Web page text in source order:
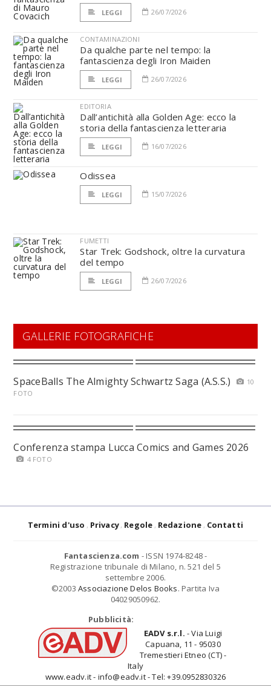
LEGGI 26/07/2026
CONTAMINAZIONI
Da qualche parte nel tempo: la
fantascienza degli Iron Maiden
LEGGI 26/07/2026
EDITORIA
Dall’antichità alla Golden Age: ecco la
storia della fantascienza letteraria
LEGGI 16/07/2026
Odissea
LEGGI 15/07/2026
FUMETTI
Star Trek: Godshock, oltre la curvatura
del tempo
LEGGI 26/07/2026
GALLERIE FOTOGRAFICHE
SpaceBalls The Almighty Schwartz Saga (A.S.S.)
10
FOTO
Conferenza stampa Lucca Comics and Games 2026
4 FOTO
Termini d'uso Privacy Regole Redazione Contatti
Fantascienza.com - ISSN 1974-8248 -
Registrazione tribunale di Milano, n. 521 del 5
settembre 2006.
©2003 Associazione Delos Books. Partita Iva
04029050962.
Pubblicità:
EADV s.r.l. - Via Luigi
Capuana, 11 - 95030
Tremestieri Etneo (CT) -
Italy
www.eadv.it - info@eadv.it - Tel: +39.0952830326